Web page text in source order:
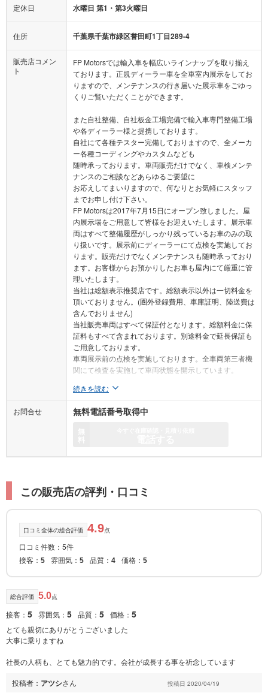
定休日 水曜日 第1・第3火曜日
住所 千葉県千葉市緑区誉田町1丁目289-4
販売店コメン
ト
FP Motorsでは輸入車を幅広いラインナップを取り揃え
ております。正規ディーラー車を全車室内展示をしてお
りますので、メンテナンスの行き届いた展示車をごゆっ
くりご覧いただくことができます。
また自社整備、自社板金工場完備で輸入車専門整備工場
や各ディーラー様と提携しております。
自社にて各種テスター完備しておりますので、全メーカ
ー各種コーディングやカスタムなども
随時承っております。車両販売だけでなく、車検メンテ
ナンスのご相談などあらゆるご要望に
お応えしてまいりますので、何なりとお気軽にスタッフ
までお申し付け下さい。
FP Motorsは2017年7月15日にオープン致しました。屋
内展示場をご用意して皆様をお迎えいたします。展示車
両はすべて整備履歴がしっかり残っているお車のみの取
り扱いです。展示前にディーラーにて点検を実施してお
ります。販売だけでなくメンテナンスも随時承っており
ます。お客様からお預かりしたお車も屋内にて厳重に管
理いたします。
当社は総額表示推奨店です。総額表示以外は一切料金を
頂いておりません。(圏外登録費用、車庫証明、陸送費は
含んでおりません)
当社販売車両はすべて保証付となります。総額料金に保
証料もすべて含まれております。別途料金で延長保証も
ご用意しております。
車両展示前の点検を実施しております。全車両第三者機
関にて検査を実施して車両状態を開示しています。
続きを読む
お問合せ 無料電話番号取得中
この販売店の評判・口コミ
口コミ全体の総合評価 4.9点
口コミ件数：5件
接客： 5 雰囲気： 5 品質： 4 価格： 5
総合評価 5.0点
接客： 5 雰囲気： 5 品質： 5 価格： 5
とても親切にありがとうございました
大事に乗りますね
社長の人柄も、とても魅力的です。会社が成長する事を祈念しています
投稿者： アツシさん 投稿日 2020/04/19